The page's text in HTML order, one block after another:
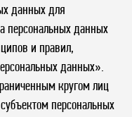
данных для
персональных данных
и правил,
данных».
кругом лиц
персональных